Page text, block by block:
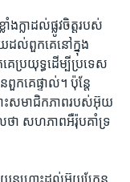
ងក្លា​ដល់​ផ្លូវចិត្ត​របស់​
ដល់​ពួកគេ​នៅ​ក្នុង​
េ​ប្រយុទ្ធ​ដើម្បី​ប្រទេស​
កគេ​ផ្ទាល់។ ប៉ុន្តែ
ះ​សមាជិកភាព​របស់​អ៊ុយ
ល​ថា សហភាព​អឺរ៉ុប​គាំទ្រ​
យន្តហោះ​ដល់​អ៊ុយក្រែន​